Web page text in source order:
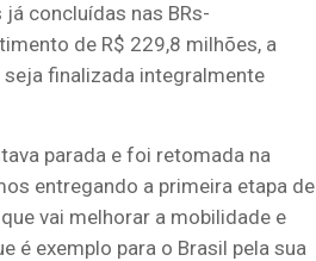
concluídas nas BRs-
de R$ 229,8 milhões, a
seja finalizada integralmente
parada e foi retomada na
entregando a primeira etapa de
vai melhorar a mobilidade e
é exemplo para o Brasil pela sua